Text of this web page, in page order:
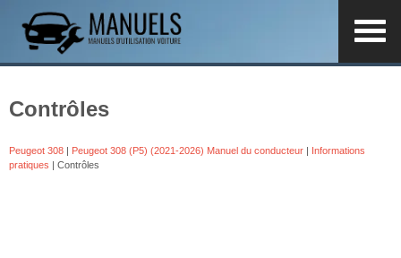
Contrôles
Peugeot 308 | Peugeot 308 (P5) (2021-2026) Manuel du conducteur | Informations
pratiques | Contrôles